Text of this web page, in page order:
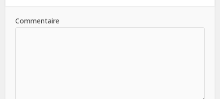
Commentaire